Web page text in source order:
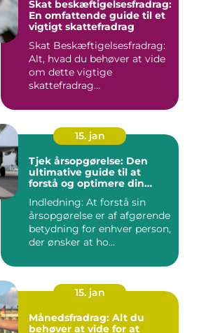
Skat beskæftigelsesfradrag:
En omfattende guide til et
vigtigt skattefradrag
Skat Beskæftigelsesfradrag:
Alt, hvad du behøver at vide
om dette vigtige
skattefradrag
15. jan
Tjek årsopgørelse: Den
ultimative guide til at
forstå og optimere din
Indledning: At forstå sin
årsopgørelse er af afgørende
betydning for enhver person,
der ønsker at ho...
15. jan
Månedsfradrag: Alt du
behøver at vide for at